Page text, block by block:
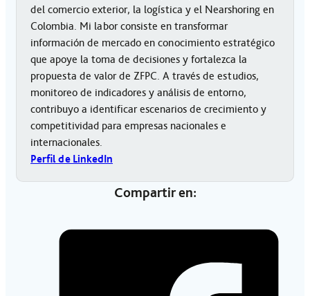
del comercio exterior, la logística y el Nearshoring en
Colombia. Mi labor consiste en transformar
información de mercado en conocimiento estratégico
que apoye la toma de decisiones y fortalezca la
propuesta de valor de ZFPC. A través de estudios,
monitoreo de indicadores y análisis de entorno,
contribuyo a identificar escenarios de crecimiento y
competitividad para empresas nacionales e
internacionales.
Perfil de LinkedIn
Compartir en: